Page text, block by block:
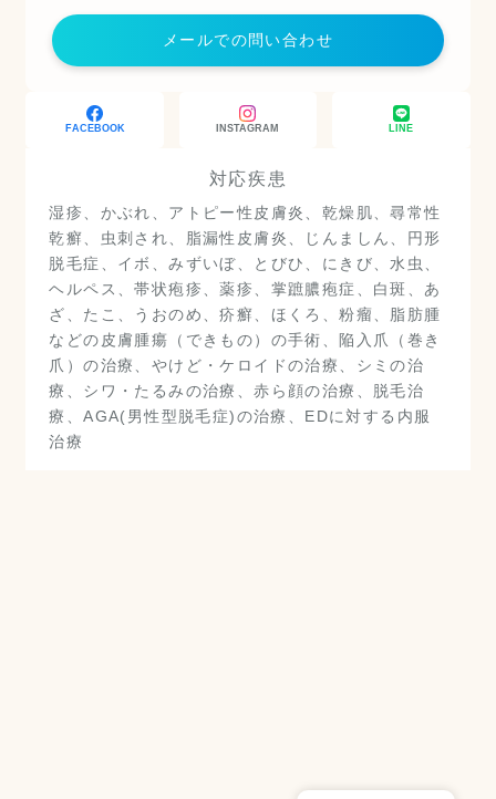
メールでの問い合わせ
FACEBOOK INSTAGRAM LINE
対応疾患
湿疹、かぶれ、アトピー性皮膚炎、乾燥肌、尋常性
乾癬、虫刺され、脂漏性皮膚炎、じんましん、円形
脱毛症、イボ、みずいぼ、とびひ、にきび、水虫、
ヘルペス、帯状疱疹、薬疹、掌蹠膿疱症、白斑、あ
ざ、たこ、うおのめ、疥癬、ほくろ、粉瘤、脂肪腫
などの皮膚腫瘍（できもの）の手術、陥入爪（巻き
爪）の治療、やけど・ケロイドの治療、シミの治
療、シワ・たるみの治療、赤ら顔の治療、脱毛治
療、AGA(男性型脱毛症)の治療、EDに対する内服
治療